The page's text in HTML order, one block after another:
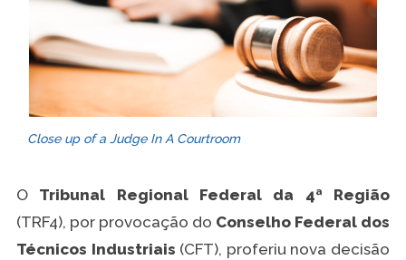
Close up of a Judge In A Courtroom
O Tribunal Regional Federal da 4ª Região
(TRF4), por provocação do Conselho Federal dos
Técnicos Industriais (CFT), proferiu nova decisão